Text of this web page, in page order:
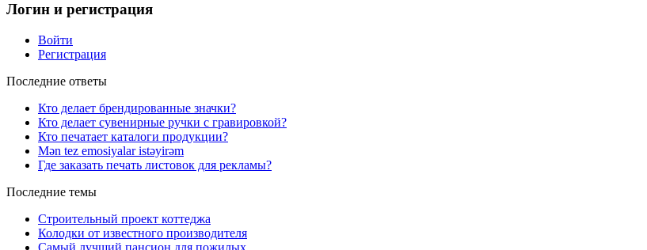
Логин и регистрация
Войти
Регистрация
Последние ответы
Кто делает брендированные значки?
Кто делает сувенирные ручки с гравировкой?
Кто печатает каталоги продукции?
Mən tez emosiyalar istəyirəm
Где заказать печать листовок для рекламы?
Последние темы
Строительный проект коттеджа
Колодки от известного производителя
Самый лучший пансион для пожилых